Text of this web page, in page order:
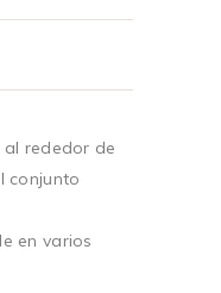
al rededor de
conjunto
en varios